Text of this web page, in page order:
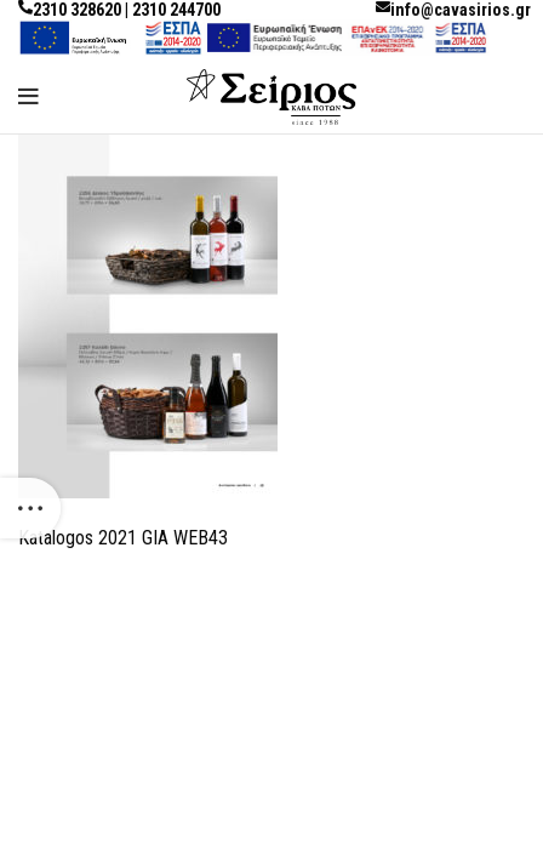
2310 328620 | 2310 244700 info@cavasirios.gr
Katalogos 2021 GIA WEB43